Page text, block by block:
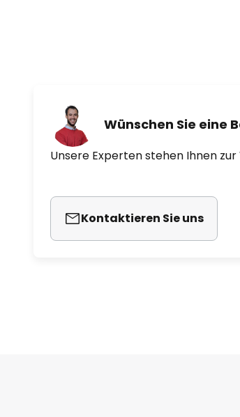
Wünschen Sie eine
Unsere Experten stehen Ihnen zur
Kontaktieren Sie uns